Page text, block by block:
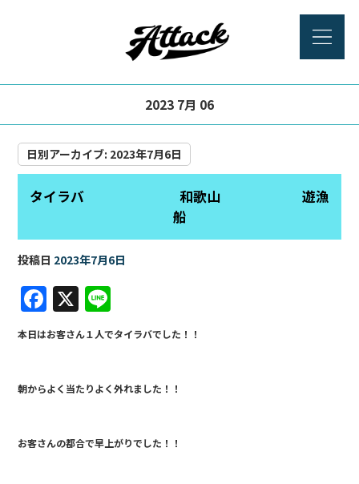
2023 7月 06
日別アーカイブ: 2023年7月6日
タイラバ 和歌山 遊漁
船
投稿日 2023年7月6日
F
a
c
e
b
o
X
n
e
本日はお客さん１人でタイラバでした！！
朝からよく当たりよく外れました！！
お客さんの都合で早上がりでした！！